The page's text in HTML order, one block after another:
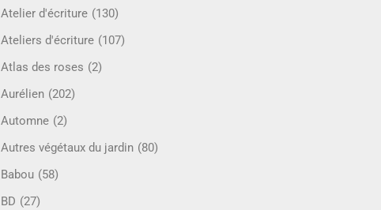
Atelier d'écriture (130)
Ateliers d'écriture (107)
Atlas des roses (2)
Aurélien (202)
Automne (2)
Autres végétaux du jardin (80)
Babou (58)
BD (27)